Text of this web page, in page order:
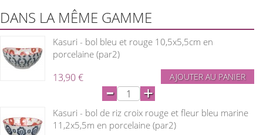
DANS LA MÊME GAMME
Kasuri - bol bleu et rouge 10,5x5,5cm en
porcelaine (par2)
13,90 € AJOUTER AU PANIER
- +
Kasuri - bol de riz croix rouge et fleur bleu marine
11,2x5,5m en porcelaine (par2)